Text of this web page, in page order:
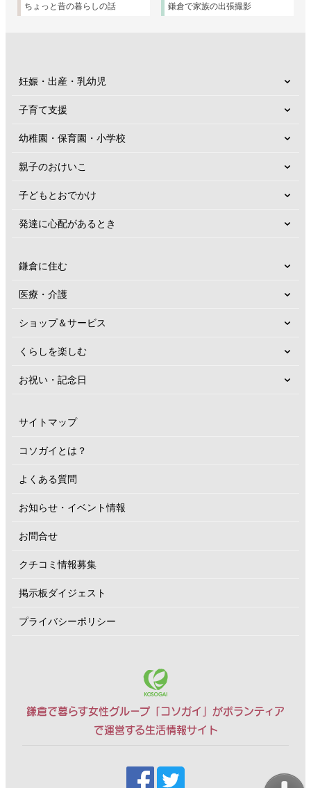
ちょっと昔の暮らしの話
鎌倉で家族の出張撮影
妊娠・出産・乳幼児
子育て支援
幼稚園・保育園・小学校
親子のおけいこ
子どもとおでかけ
発達に心配があるとき
鎌倉に住む
医療・介護
ショップ＆サービス
くらしを楽しむ
お祝い・記念日
サイトマップ
コソガイとは？
よくある質問
お知らせ・イベント情報
お問合せ
クチコミ情報募集
掲示板ダイジェスト
プライバシーポリシー
鎌倉で暮らす女性グループ「コソガイ」がボランティア
で運営する生活情報サイト